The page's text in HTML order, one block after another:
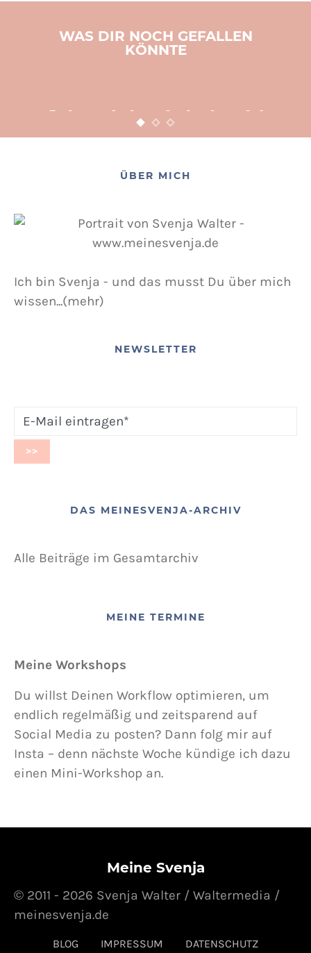
WAS DIR NOCH GEFALLEN
KÖNNTE
Adventsbasteln leicht
gemacht
POSTED ON
ÜBER MICH
Ich bin Svenja - und das musst Du über mich
wissen...(mehr)
NEWSLETTER
DAS MEINESVENJA-ARCHIV
Alle Beiträge im Gesamtarchiv
MEINE TERMINE
Meine Workshops
Du willst Deinen Workflow optimieren, um
endlich regelmäßig und zeitsparend auf
Social Media zu posten? Dann folg mir auf
Insta – denn nächste Woche kündige ich dazu
einen Mini-Workshop an.
Meine Svenja
BLOG IMPRESSUM DATENSCHUTZ
© 2011 - 2026 Svenja Walter / Waltermedia /
meinesvenja.de